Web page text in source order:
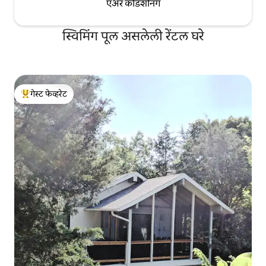
एअर कंडिशनिंग
स्विमिंग पूल असलेली रेंटल घरे
टॉप गेस्ट फेव्हरेट
गेस्ट फेव्हरेट